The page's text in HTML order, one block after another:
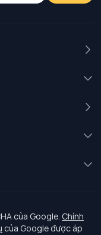
của Google. Chính
của Google được áp